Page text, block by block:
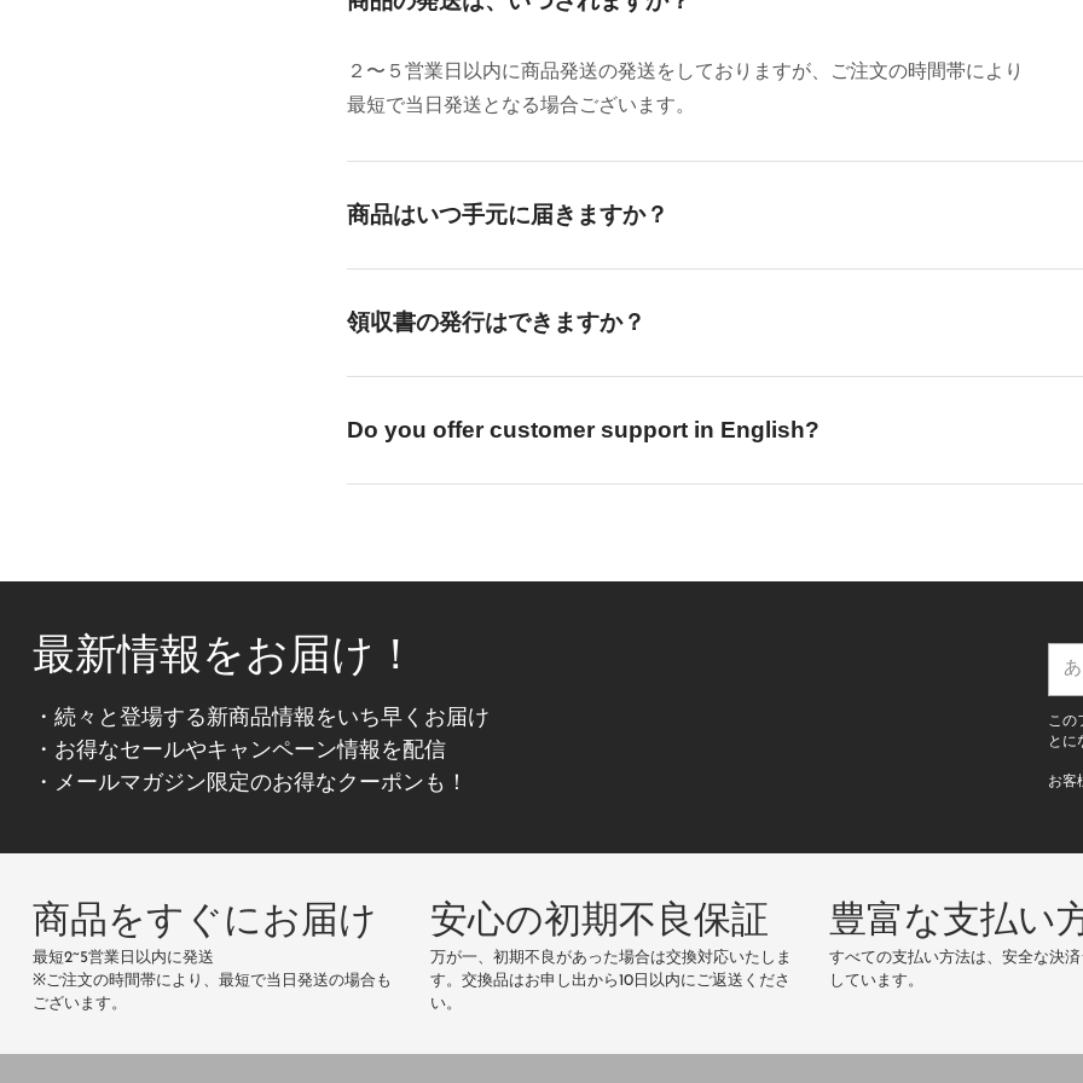
２〜５営業日以内に商品発送の発送をしておりますが、ご注文の時間帯により
最短で当日発送となる場合ございます。
商品はいつ手元に届きますか？
お届けとなる地域が多いです（発送元倉庫は関東です）
で、配送状況の確認にご活用ください。
領収書の発行はできますか？
ご希望の際は、下記内容を記載のうえ、メールにてご連絡ください。
Do you offer customer support in English?
最新情報をお届け！
・続々と登場する新商品情報をいち早くお届け
・お得なセールやキャンペーン情報を配信
・メールマガジン限定のお得なクーポンも！
な
の
メ
レ
ス
この
とに
お客
商品をすぐにお届け
最短2~5営業日以内に発送
※ご注文の時間帯により、最短で当日発送の場合も
ございます。
安心の初期不良保証
万が一、初期不良があった場合は交換対応いたしま
す。交換品はお申し出から10日以内にご返送くださ
い。
豊富な支払い
すべての支払い方法は、安全な決
しています。